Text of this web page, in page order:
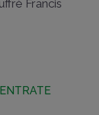
Francis